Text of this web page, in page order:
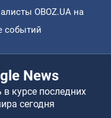
OBOZ.UA на
событий
News
курсе последних
сегодня